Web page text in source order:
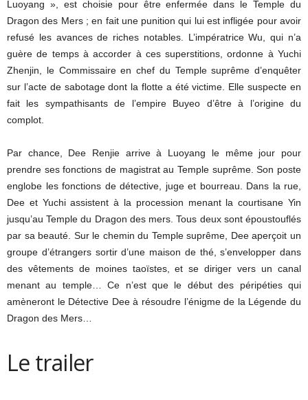
Luoyang », est choisie pour être enfermée dans le Temple du
Dragon des Mers ; en fait une punition qui lui est infligée pour avoir
refusé les avances de riches notables. L’impératrice Wu, qui n’a
guère de temps à accorder à ces superstitions, ordonne à Yuchi
Zhenjin, le Commissaire en chef du Temple suprême d’enquêter
sur l’acte de sabotage dont la flotte a été victime. Elle suspecte en
fait les sympathisants de l’empire Buyeo d’être à l’origine du
complot.
Par chance, Dee Renjie arrive à Luoyang le même jour pour
prendre ses fonctions de magistrat au Temple suprême. Son poste
englobe les fonctions de détective, juge et bourreau. Dans la rue,
Dee et Yuchi assistent à la procession menant la courtisane Yin
jusqu’au Temple du Dragon des mers. Tous deux sont époustouflés
par sa beauté. Sur le chemin du Temple suprême, Dee aperçoit un
groupe d’étrangers sortir d’une maison de thé, s’envelopper dans
des vêtements de moines taoïstes, et se diriger vers un canal
menant au temple… Ce n’est que le début des péripéties qui
amèneront le Détective Dee à résoudre l’énigme de la Légende du
Dragon des Mers…
Le trailer